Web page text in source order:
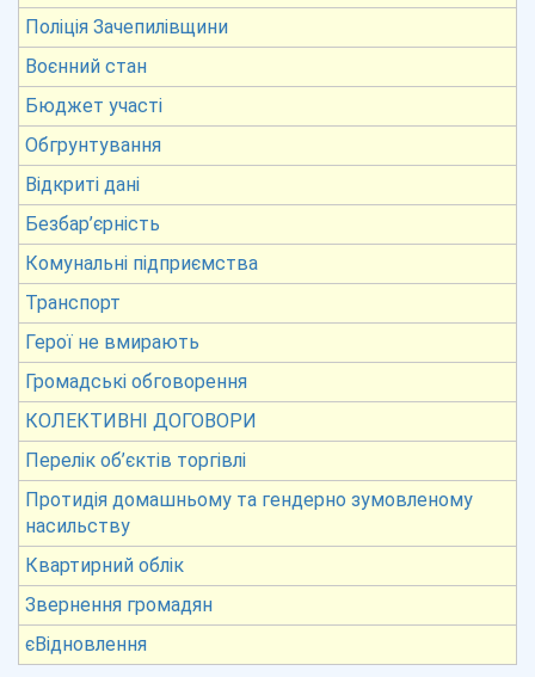
Поліція Зачепилівщини
Воєнний стан
Бюджет участі
Обгрунтування
Відкриті дані
Безбар’єрність
Комунальні підприємства
Транспорт
Герої не вмирають
Громадські обговорення
КОЛЕКТИВНІ ДОГОВОРИ
Перелік об’єктів торгівлі
Протидія домашньому та гендерно зумовленому
насильству
Квартирний облік
Звернення громадян
єВідновлення